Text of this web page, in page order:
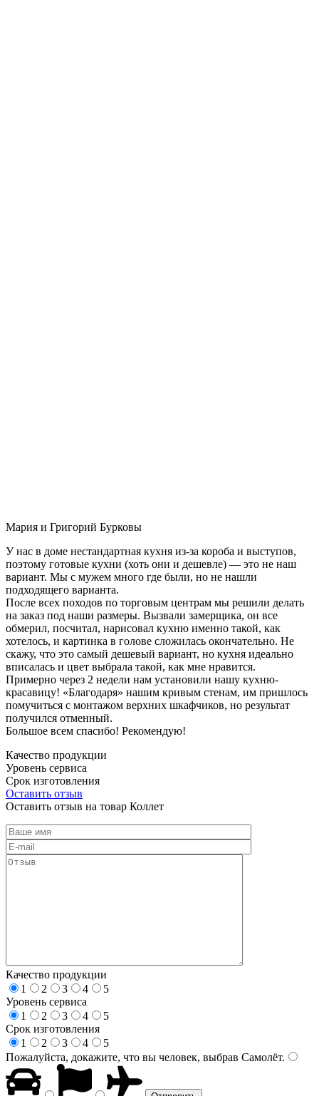
Мария и Григорий Бурковы
У нас в доме нестандартная кухня из-за короба и выступов,
поэтому готовые кухни (хоть они и дешевле) — это не наш
вариант. Мы с мужем много где были, но не нашли
подходящего варианта.
После всех походов по торговым центрам мы решили делать
на заказ под наши размеры. Вызвали замерщика, он все
обмерил, посчитал, нарисовал кухню именно такой, как
хотелось, и картинка в голове сложилась окончательно. Не
скажу, что это самый дешевый вариант, но кухня идеально
вписалась и цвет выбрала такой, как мне нравится.
Примерно через 2 недели нам установили нашу кухню-
красавицу! «Благодаря» нашим кривым стенам, им пришлось
помучиться с монтажом верхних шкафчиков, но результат
получился отменный.
Большое всем спасибо! Рекомендую!
Качество продукции
Уровень сервиса
Срок изготовления
Оставить отзыв
Оставить отзыв на товар Коллет
Качество продукции
1
2 3 4
5
Уровень сервиса
1
2 3 4
5
Срок изготовления
1
2 3 4
5
Пожалуйста, докажите, что вы человек, выбрав Самолёт.